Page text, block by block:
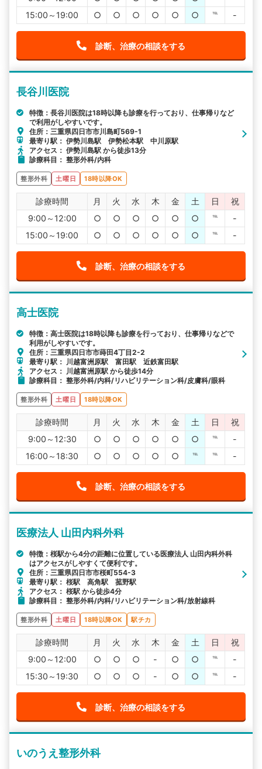
15:00～19:00
○ ○ ○ ○ ○ ○ ℡ -
診断、治療の相談をする
長谷川医院
特徴：長谷川医院は18時以降も診療を行っており、仕事帰りなど
で利用がしやすいです。
住所：三重県四日市市川島町569-1
最寄り駅： 伊勢川島駅 伊勢松本駅 中川原駅
アクセス： 伊勢川島駅 から徒歩13分
診療科目： 整形外科/内科
整形外科 土曜日 18時以降OK
診療時間 月 火 水 木 金 土 日
祝
9:00～12:00
○ ○ ○ ○ ○ ○ ℡
-
15:00～19:00
○ ○ ○ ○ ○ ○ ℡ -
診断、治療の相談をする
高士医院
特徴：高士医院は18時以降も診療を行っており、仕事帰りなどで
利用がしやすいです。
住所：三重県四日市市蒔田4丁目2-2
最寄り駅： 川越富洲原駅 富田駅 近鉄富田駅
アクセス： 川越富洲原駅 から徒歩14分
診療科目： 整形外科/内科/リハビリテーション科/皮膚科/眼科
整形外科 土曜日 18時以降OK
診療時間 月 火 水 木 金 土 日
祝
9:00～12:30
○ ○ ○ ○ ○ ○ ℡
-
16:00～18:30
○ ○ ○ ○ ○ ℡ ℡ -
診断、治療の相談をする
医療法人 山田内科外科
特徴：桜駅から4分の距離に位置している医療法人 山田内科外科
はアクセスがしやすくて便利です。
住所：三重県四日市市桜町554-3
最寄り駅： 桜駅 高角駅 菰野駅
アクセス： 桜駅 から徒歩4分
診療科目： 整形外科/内科/リハビリテーション科/放射線科
整形外科 土曜日 18時以降OK 駅チカ
診療時間 月 火 水 木 金 土 日
祝
9:00～12:00
○ ○ ○ - ○ ○ ℡
-
15:30～19:30
○ ○ ○ - ○ ○ ℡ -
診断、治療の相談をする
いのうえ整形外科